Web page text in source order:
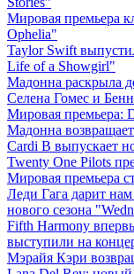
Мировая премьера
Ophelia"
Taylor Swift
Life of a Showgirl"
Мадонна раскрыла
Селена Гомес и
Мировая премьера:
Мадонна
Cardi B выпускает
Twenty One Pilots
Мировая премьера
Леди Гага дарит
нового сезона
Fifth Harmony
выступили на
Мэрайя Кэри